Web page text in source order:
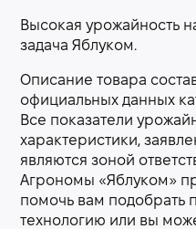
Высокая урожайность
задача Яблуком.
Описание товара
официальных данных
Все показатели
характеристики,
являются зоной
Агрономы «Яблуком»
помочь вам подобрать
технологию или вы